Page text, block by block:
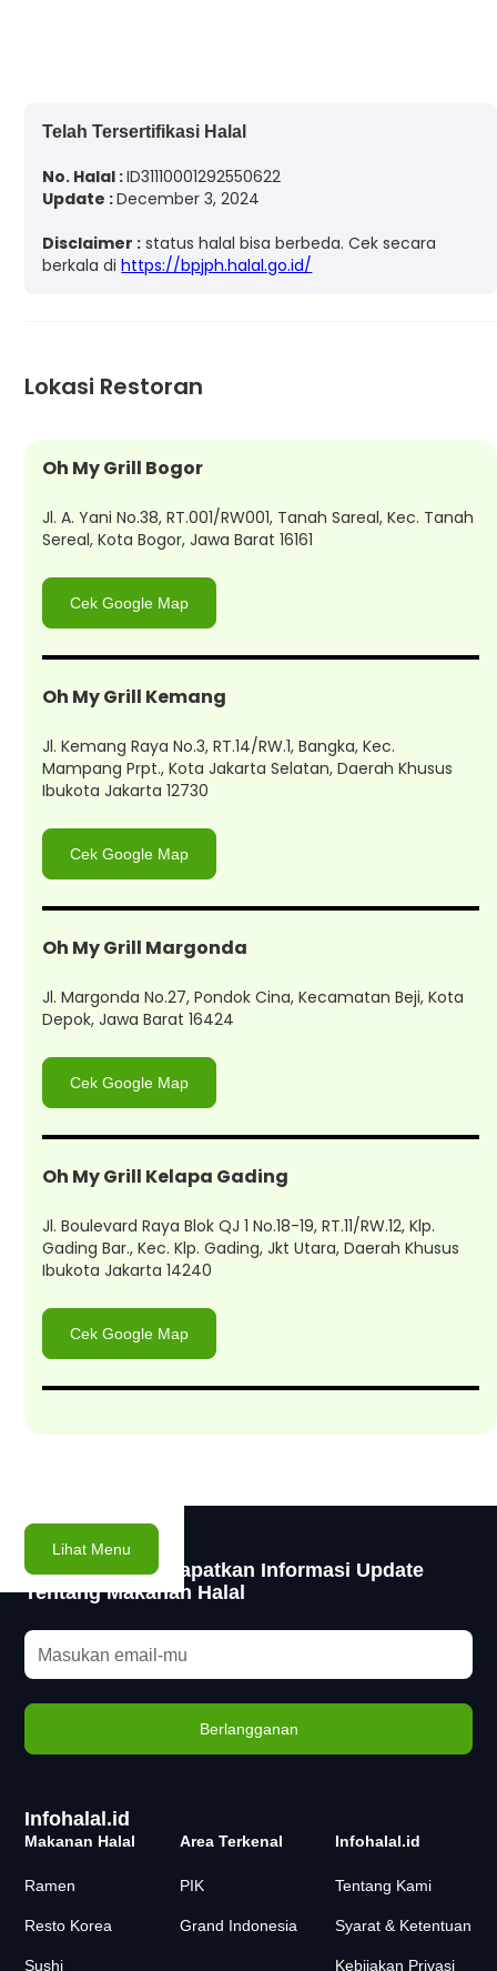
Telah Tersertifikasi Halal
No. Halal :ID31110001292550622
Update :December 3, 2024
Disclaimer : status halal bisa berbeda. Cek secara
berkala dihttps://bpjph.halal.go.id/
Lokasi Restoran
Oh My Grill Bogor
Jl. A. Yani No.38, RT.001/RW001, Tanah Sareal, Kec. Tanah
Sereal, Kota Bogor, Jawa Barat 16161
Cek Google Map
Oh My Grill Kemang
Jl. Kemang Raya No.3, RT.14/RW.1, Bangka, Kec.
Mampang Prpt., Kota Jakarta Selatan, Daerah Khusus
Ibukota Jakarta 12730
Cek Google Map
Oh My Grill Margonda
Jl. Margonda No.27, Pondok Cina, Kecamatan Beji, Kota
Depok, Jawa Barat 16424
Cek Google Map
Oh My Grill Kelapa Gading
Jl. Boulevard Raya Blok QJ 1 No.18-19, RT.11/RW.12, Klp.
Gading Bar., Kec. Klp. Gading, Jkt Utara, Daerah Khusus
Ibukota Jakarta 14240
Cek Google Map
Lihat Menu
Subscribe dan dapatkan Informasi Update
Tentang Makanan Halal
Infohalal.id
Makanan Halal
Ramen
Resto Korea
Sushi
Area Terkenal
PIK
Grand Indonesia
Infohalal.id
Tentang Kami
Syarat & Ketentuan
Kebijakan Privasi